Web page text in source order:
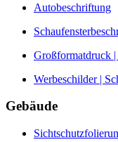
Autobeschriftung
Großformatdruck
Werbeschilder |
Gebäude